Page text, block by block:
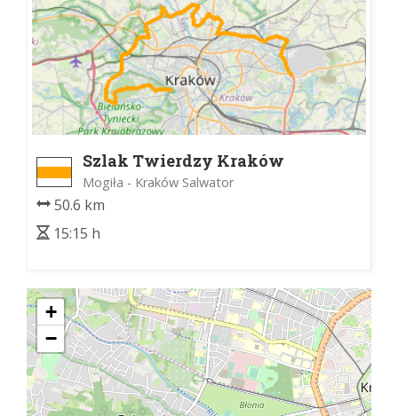
Szlak Twierdzy Kraków
Mogiła - Kraków Salwator
50.6 km
15:15 h
+
−